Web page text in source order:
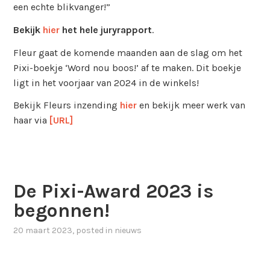
een echte blikvanger!”
Bekijk hier het hele juryrapport.
Fleur gaat de komende maanden aan de slag om het
Pixi-boekje ‘Word nou boos!’ af te maken. Dit boekje
ligt in het voorjaar van 2024 in de winkels!
Bekijk Fleurs inzending hier en bekijk meer werk van
haar via [URL]
De Pixi-Award 2023 is
begonnen!
20 maart 2023, posted in nieuws